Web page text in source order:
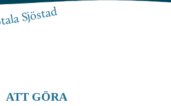
ATT GÖRA